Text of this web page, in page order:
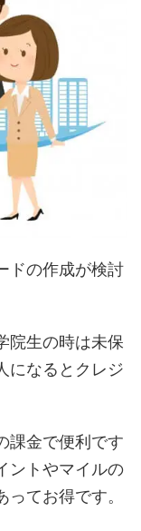
ドの作成が検討
院生の時は未保
になるとクレジ
課金で便利です
ントやマイルの
てお得です。